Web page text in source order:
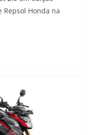
Honda na